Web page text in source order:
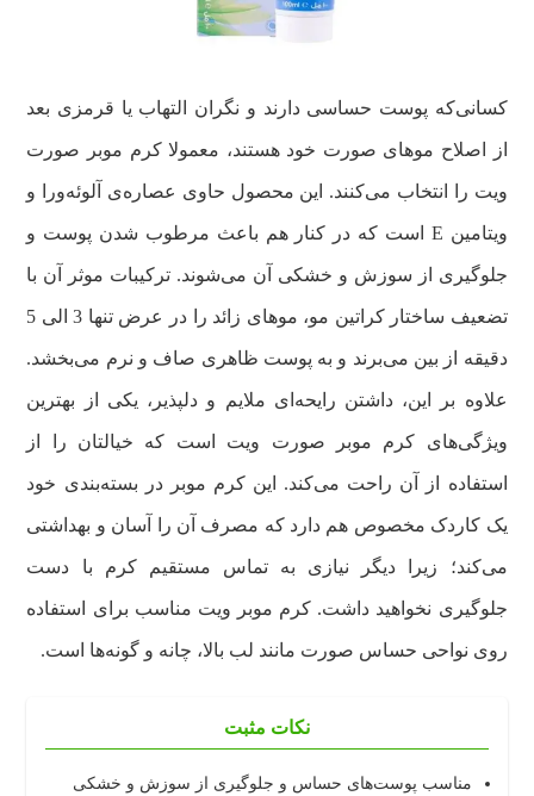
کسانی‌که پوست حساسی دارند و نگران التهاب یا قرمزی بعد
از اصلاح موهای صورت خود هستند، معمولا کرم موبر صورت
ویت را انتخاب می‌کنند. این محصول حاوی عصاره‌ی آلوئه‌ورا و
ویتامین E است که در کنار هم باعث مرطوب شدن پوست و
جلوگیری از سوزش و خشکی آن می‌شوند. ترکیبات موثر آن با
تضعیف ساختار کراتین مو، موهای زائد را در عرض تنها 3 الی 5
دقیقه از بین می‌برند و به پوست ظاهری صاف و نرم می‌بخشد.
علاوه بر این، داشتن رایحه‌ای ملایم و دلپذیر، یکی از بهترین
ویژگی‌های کرم موبر صورت ویت است که خیالتان را از
استفاده از آن راحت می‌کند. این کرم موبر در بسته‌بندی خود
یک کاردک مخصوص هم دارد که مصرف آن را آسان و بهداشتی
می‌کند؛‌ زیرا دیگر نیازی به تماس مستقیم کرم با دست
جلوگیری نخواهید داشت. کرم موبر ویت مناسب برای استفاده
روی نواحی حساس صورت مانند لب بالا، چانه و گونه‌ها است.
نکات مثبت
مناسب پوست‌های حساس و جلوگیری از سوزش و خشکی